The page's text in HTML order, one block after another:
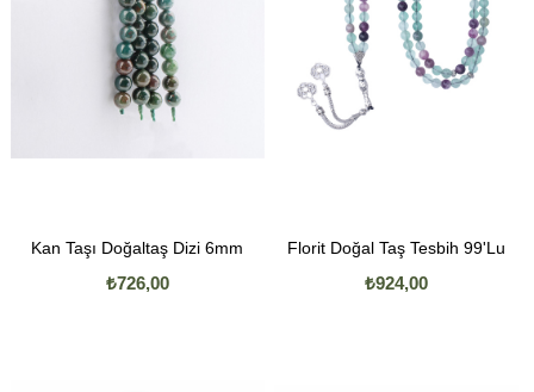
Kan Taşı Doğaltaş Dizi 6mm
₺726,00
Florit Doğal Taş Tesbih 99'Lu
₺924,00